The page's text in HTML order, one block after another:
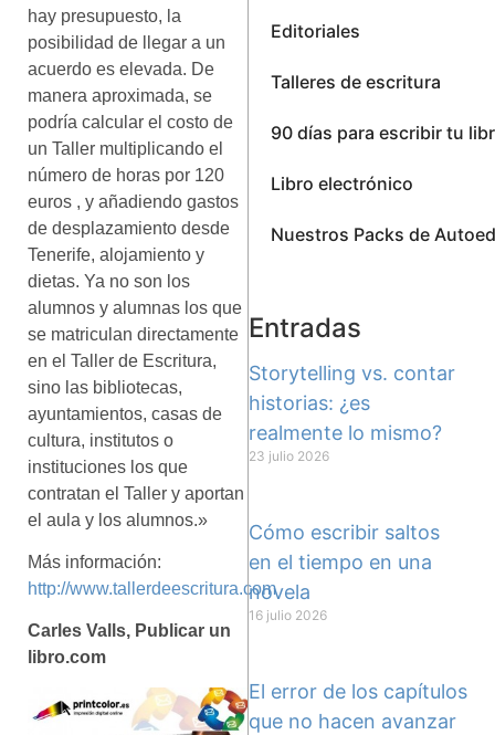
hay presupuesto, la
posibilidad de llegar a un
acuerdo es elevada. De
manera aproximada, se
podría calcular el costo de
un Taller multiplicando el
número de horas por 120
euros , y añadiendo gastos
de desplazamiento desde
Tenerife, alojamiento y
dietas. Ya no son los
alumnos y alumnas los que
se matriculan directamente
en el Taller de Escritura,
sino las bibliotecas,
ayuntamientos, casas de
cultura, institutos o
instituciones los que
contratan el Taller y aportan
el aula y los alumnos.»
Más información:
http://www.tallerdeescritura.com
Carles Valls, Publicar un
libro.com
Editoriales
Talleres de escritura
90 días para escribir tu
Libro electrónico
Nuestros Packs de
Entradas
Storytelling vs. contar
historias: ¿es
realmente lo mismo?
23 julio 2026
Cómo escribir saltos
en el tiempo en una
novela
16 julio 2026
El error de los capítulos
que no hacen avanzar